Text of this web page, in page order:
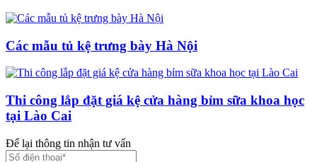
Các mẫu tủ kệ trưng bày Hà Nội
Thi công lắp đặt giá kệ cửa hàng bỉm sữa khoa học
tại Lào Cai
Để lại thông tin nhận tư vấn